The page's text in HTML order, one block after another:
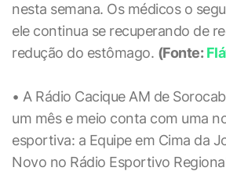
nesta semana. Os médicos o
ele continua se recuperando de
redução do estômago. (Fonte:
• A Rádio Cacique AM de
um mês e meio conta com uma
esportiva: a Equipe em Cima da
Novo no Rádio Esportivo